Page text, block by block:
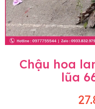
Chậu hoa
lũa